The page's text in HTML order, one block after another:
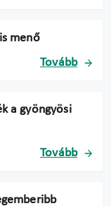
menő
Tovább
a gyöngyösi
Tovább